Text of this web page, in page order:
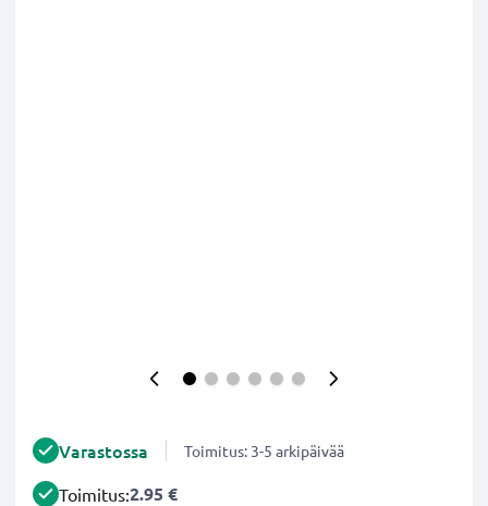
Varastossa Toimitus: 3-5 arkipäivää
Toimitus:2.95 €